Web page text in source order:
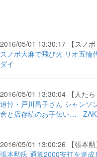
2016/05/01 13:30:17 【スノボ
スノボ大麻で飛び火 リオ五輪
ダイ
2016/05/01 13:30:04 【人たら
追悼・戸川昌子さん シャンソ
倉と店存続のお手伝い… -
2016/05/01 13:00:26 【張本勲
張本勲氏 通算2000安打を達